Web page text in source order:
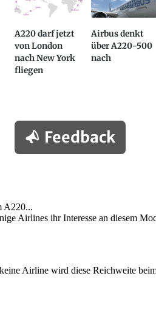
A220 darf jetzt
von London
nach New York
fliegen
Airbus denkt
über A220-500
nach
Feedback